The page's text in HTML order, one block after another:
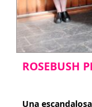
ROSEBUSH
Una